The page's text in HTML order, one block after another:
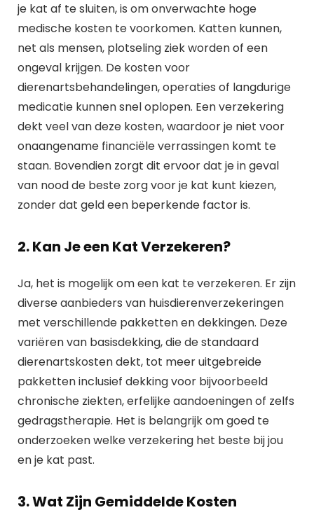
je kat af te sluiten, is om onverwachte hoge
medische kosten te voorkomen. Katten kunnen,
net als mensen, plotseling ziek worden of een
ongeval krijgen. De kosten voor
dierenartsbehandelingen, operaties of langdurige
medicatie kunnen snel oplopen. Een verzekering
dekt veel van deze kosten, waardoor je niet voor
onaangename financiële verrassingen komt te
staan. Bovendien zorgt dit ervoor dat je in geval
van nood de beste zorg voor je kat kunt kiezen,
zonder dat geld een beperkende factor is.
2. Kan Je een Kat Verzekeren?
Ja, het is mogelijk om een kat te verzekeren. Er zijn
diverse aanbieders van huisdierenverzekeringen
met verschillende pakketten en dekkingen. Deze
variëren van basisdekking, die de standaard
dierenartskosten dekt, tot meer uitgebreide
pakketten inclusief dekking voor bijvoorbeeld
chronische ziekten, erfelijke aandoeningen of zelfs
gedragstherapie. Het is belangrijk om goed te
onderzoeken welke verzekering het beste bij jou
en je kat past.
3. Wat Zijn Gemiddelde Kosten